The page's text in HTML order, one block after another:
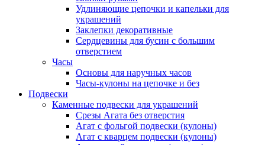
Удлиняющие цепочки и капельки для
украшений
Заклепки декоративные
Сердцевины для бусин с большим
отверстием
Часы
Основы для наручных часов
Часы-кулоны на цепочке и без
Подвески
Каменные подвески для украшений
Срезы Агата без отверстия
Агат с фольгой подвески (кулоны)
Агат с кварцем подвески (кулоны)